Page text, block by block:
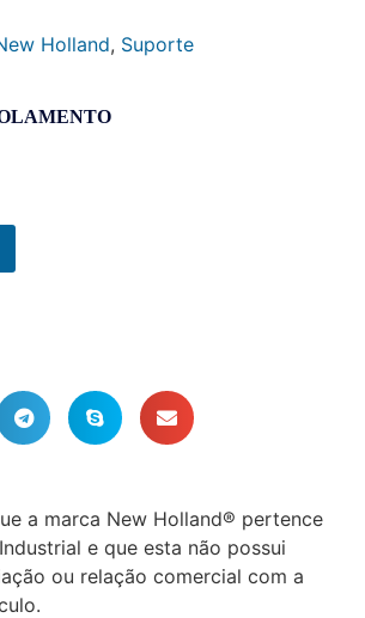
Holland, Suporte
a marca New Holland® pertence
e que esta não possui
ou relação comercial com a